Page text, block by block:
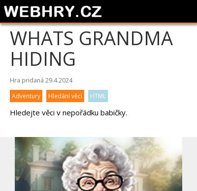
WHATS GRANDMA
HIDING
Hra pridaná 29.4.2024
Adventury
Hledání věcí HTML
Hledejte věci v nepořádku babičky.